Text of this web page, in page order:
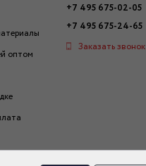
оптом
+7 495 675-02-05
+7 495 675-24-65
Заказать звонок